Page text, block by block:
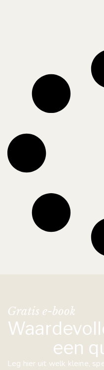
Gratis e-book
een
Leg hier uit welk kleine,